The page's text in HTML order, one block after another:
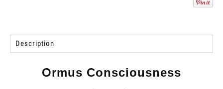
Description
Ormus Consciousness